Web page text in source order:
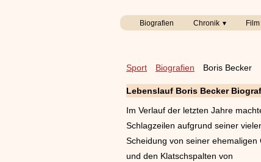
Biografien Chronik Film
Sport Biografien Boris Becker
Lebenslauf Boris Becker
Im Verlauf der letzten Jahre
Schlagzeilen aufgrund seiner
Scheidung von seiner
und den Klatschspalten von